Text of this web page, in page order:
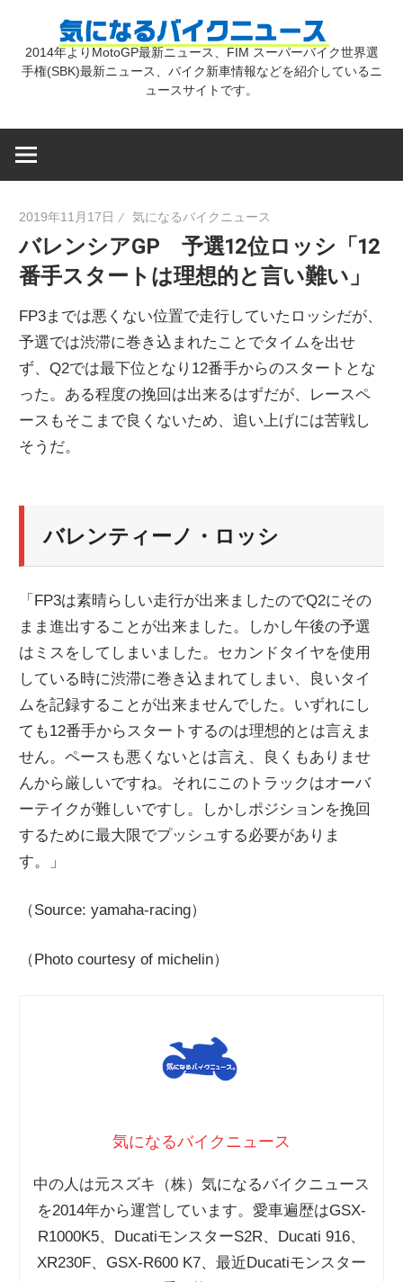
気
バ
イ
ク
ニ
ス
2014年よりMotoGP最新ニュース、FIM スーパーバイク世界選
手権(SBK)最新ニュース、バイク新車情報などを紹介しているニ
ュースサイトです。
2019年11月17日 気になるバイクニュース
バレンシアGP 予選12位ロッシ「12
番手スタートは理想的と言い難い」
FP3までは悪くない位置で走行していたロッシだが、
予選では渋滞に巻き込まれたことでタイムを出せ
ず、Q2では最下位となり12番手からのスタートとな
った。ある程度の挽回は出来るはずだが、レースペ
ースもそこまで良くないため、追い上げには苦戦し
そうだ。
バレンティーノ・ロッシ
「FP3は素晴らしい走行が出来ましたのでQ2にその
まま進出することが出来ました。しかし午後の予選
はミスをしてしまいました。セカンドタイヤを使用
している時に渋滞に巻き込まれてしまい、良いタイ
ムを記録することが出来ませんでした。いずれにし
ても12番手からスタートするのは理想的とは言えま
せん。ペースも悪くないとは言え、良くもありませ
んから厳しいですね。それにこのトラックはオーバ
ーテイクが難しいですし。しかしポジションを挽回
するために最大限でプッシュする必要がありま
す。」
（Source: yamaha-racing）
（Photo courtesy of michelin）
気になるバイクニュース
中の人は元スズキ（株）気になるバイクニュース
を2014年から運営しています。愛車遍歴はGSX-
R1000K5、DucatiモンスターS2R、Ducati 916、
XR230F、GSX-R600 K7、最近Ducatiモンスター